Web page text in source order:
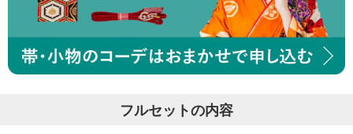
フルセットの内容